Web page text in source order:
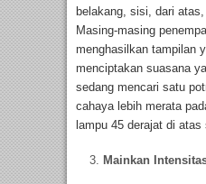
belakang, sisi, dari atas,
Masing-masing
menghasilkan tampilan
menciptakan suasana
sedang mencari satu
cahaya lebih merata
lampu 45 derajat di atas
Mainkan